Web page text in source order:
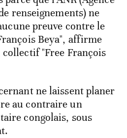
renseignements) ne
preuve contre le
Beya", affirme
"Free François
ne laissent planer
au contraire un
congolais, sous